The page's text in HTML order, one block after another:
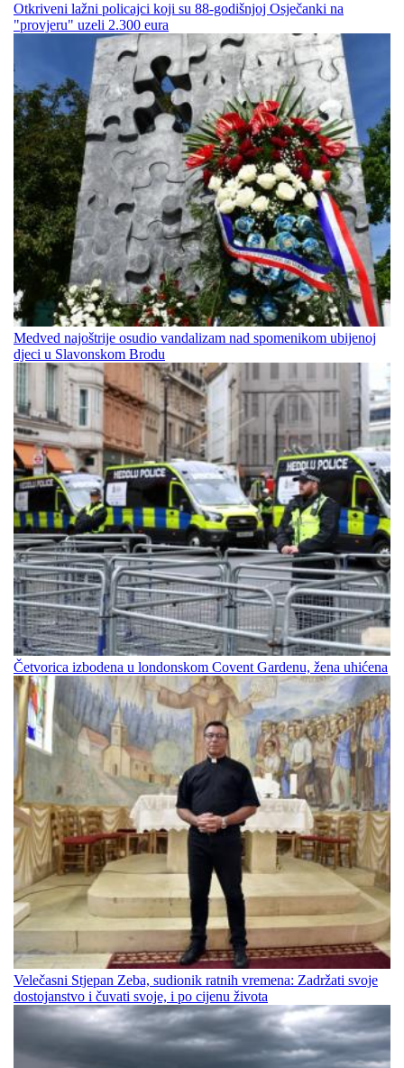
Otkriveni lažni policajci koji su 88-godišnjoj Osječanki na
"provjeru" uzeli 2.300 eura
Medved najoštrije osudio vandalizam nad spomenikom ubijenoj
djeci u Slavonskom Brodu
Četvorica izbodena u londonskom Covent Gardenu, žena uhićena
Velečasni Stjepan Zeba, sudionik ratnih vremena: Zadržati svoje
dostojanstvo i čuvati svoje, i po cijenu života